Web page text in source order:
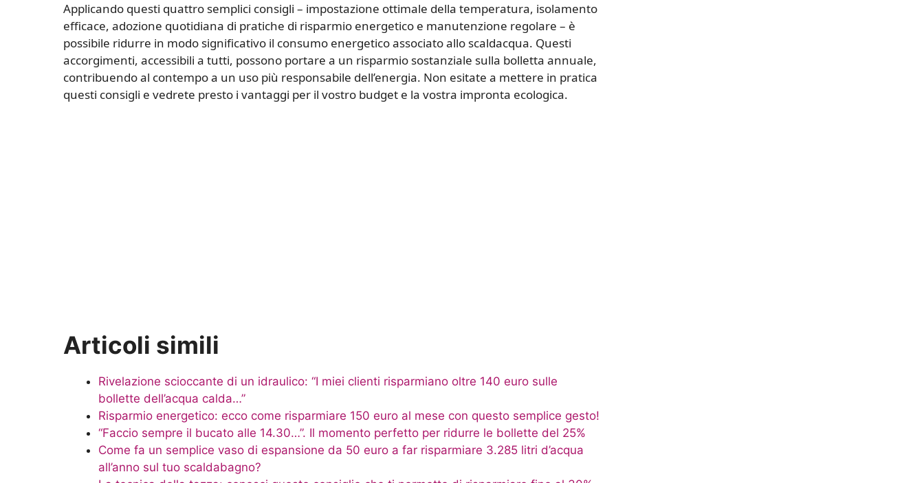
Applicando questi quattro semplici consigli – impostazione ottimale della temperatura, isolamento
efficace, adozione quotidiana di pratiche di risparmio energetico e manutenzione regolare – è
possibile ridurre in modo significativo il consumo energetico associato allo scaldacqua. Questi
accorgimenti, accessibili a tutti, possono portare a un risparmio sostanziale sulla bolletta annuale,
contribuendo al contempo a un uso più responsabile dell’energia. Non esitate a mettere in pratica
questi consigli e vedrete presto i vantaggi per il vostro budget e la vostra impronta ecologica.
Articoli simili
Rivelazione scioccante di un idraulico: “I miei clienti risparmiano oltre 140 euro sulle
bollette dell’acqua calda…”
Risparmio energetico: ecco come risparmiare 150 euro al mese con questo semplice gesto!
“Faccio sempre il bucato alle 14.30…”. Il momento perfetto per ridurre le bollette del 25%
Come fa un semplice vaso di espansione da 50 euro a far risparmiare 3.285 litri d’acqua
all’anno sul tuo scaldabagno?